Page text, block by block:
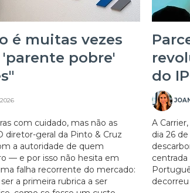
é muitas vezes
pobre'
com cuidado, mas não as
diretor-geral da Pinto & Cruz
a autoridade de quem
— e por isso não hesita em
falha recorrente do mercado:
a primeira rubrica a ser
do
A
dia 26